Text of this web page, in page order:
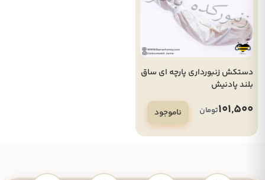
دستکش زنبورداری پارچه ای ساق
بلند پادنیش
101,500تومان ناموجود